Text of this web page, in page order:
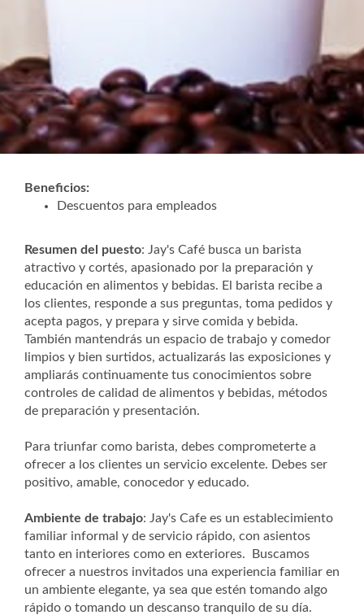
Beneficios:
Descuentos para empleados
Resumen del puesto: Jay's Café busca un barista
atractivo y cortés, apasionado por la preparación y
educación en alimentos y bebidas. El barista recibe a
los clientes, responde a sus preguntas, toma pedidos y
acepta pagos, y prepara y sirve comida y bebida.
También mantendrás un espacio de trabajo y comedor
limpios y bien surtidos, actualizarás las exposiciones y
ampliarás continuamente tus conocimientos sobre
controles de calidad de alimentos y bebidas, métodos
de preparación y presentación.
Para triunfar como barista, debes comprometerte a
ofrecer a los clientes un servicio excelente. Debes ser
positivo, amable, conocedor y educado.
Ambiente de trabajo: Jay's Cafe es un establecimiento
familiar informal y de servicio rápido, con asientos
tanto en interiores como en exteriores. Buscamos
ofrecer a nuestros invitados una experiencia familiar en
un ambiente elegante, ya sea que estén tomando algo
rápido o tomando un descanso tranquilo de su día.